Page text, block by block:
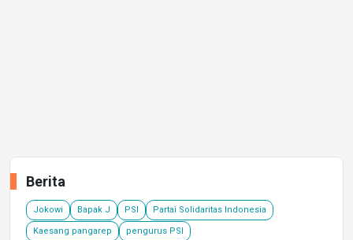
Berita
Jokowi Bapak J PSI Partai Solidaritas Indonesia
Kaesang pangarep pengurus PSI